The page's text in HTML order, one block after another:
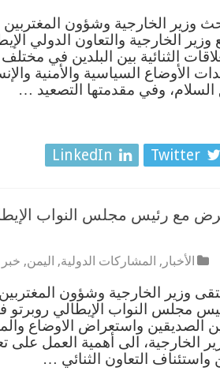
وزير الخارجية وشؤون
وزير الخارجية والتعاون الدولي
الثنائية بين البلدين في
الأوضاع السياسية والأمنية
السلام، وفي مقدمتها التصعيد …
Twitter
LinkedIn
مع رئيس مجلس النواب
الأخبار , المشاركات الدولية, اليمن,
وزير الخارجية وشؤون
مجلس النواب الإيطالي روبرتو
الصديقين واستعراض الاوضاع
الخارجية، الى أهمية العمل على
واستئناف التعاون الثنائي …